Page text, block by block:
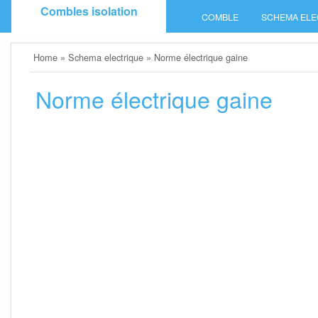
Combles isolation COMBLE SCHEMA
Home »Schema electrique » Norme électrique gaine
Norme électrique gaine